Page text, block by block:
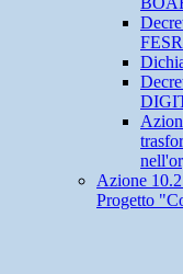
Azione
Progetto